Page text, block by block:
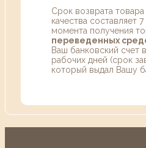
Срок возврата
качества составляет
момента получения
переведенных
Ваш банковский счет
рабочих дней (срок
который выдал Вашу